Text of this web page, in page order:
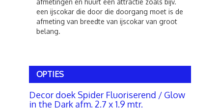
afmetingen en huurt een attractie zoals bijv.
een ijscokar die door die doorgang moet is de
afmeting van breedte van ijscokar van groot
belang.
OPTIES
Decor doek Spider Fluoriserend / Glow
in the Dark afm. 2.7 x 1.9 mtr.